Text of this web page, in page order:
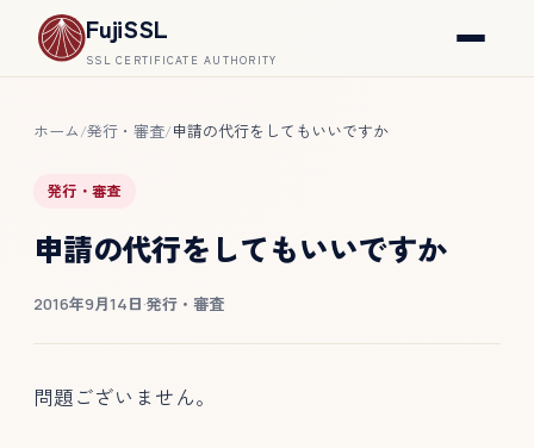
FujiSSL
SSL CERTIFICATE AUTHORITY
ホーム/発行・審査/申請の代行をしてもいいですか
発行・審査
申請の代行をしてもいいですか
2016年9月14日·発行・審査
問題ございません。